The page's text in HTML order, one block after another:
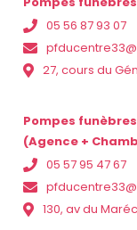
05 56 87 93 07
27, cours du
Pompes
(Agence +
05 57 95 47 67
130, av du